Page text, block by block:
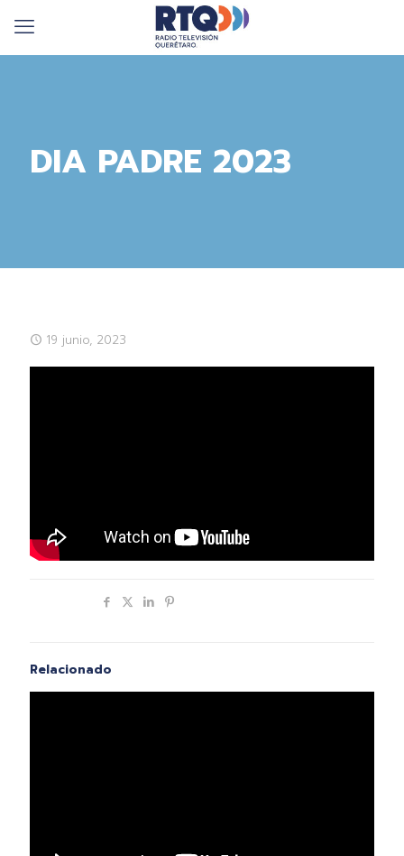
DIA PADRE 2023
19 junio, 2023
Relacionado